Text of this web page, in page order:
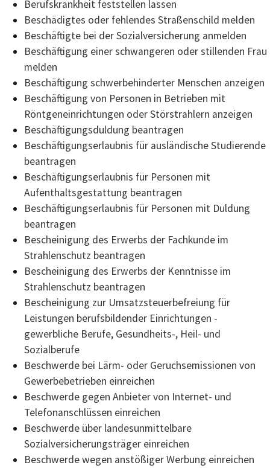
Berufskrankheit feststellen lassen
Beschädigtes oder fehlendes Straßenschild melden
Beschäftigte bei der Sozialversicherung anmelden
Beschäftigung einer schwangeren oder stillenden Frau
melden
Beschäftigung schwerbehinderter Menschen anzeigen
Beschäftigung von Personen in Betrieben mit
Röntgeneinrichtungen oder Störstrahlern anzeigen
Beschäftigungsduldung beantragen
Beschäftigungserlaubnis für ausländische Studierende
beantragen
Beschäftigungserlaubnis für Personen mit
Aufenthaltsgestattung beantragen
Beschäftigungserlaubnis für Personen mit Duldung
beantragen
Bescheinigung des Erwerbs der Fachkunde im
Strahlenschutz beantragen
Bescheinigung des Erwerbs der Kenntnisse im
Strahlenschutz beantragen
Bescheinigung zur Umsatzsteuerbefreiung für
Leistungen berufsbildender Einrichtungen -
gewerbliche Berufe, Gesundheits-, Heil- und
Sozialberufe
Beschwerde bei Lärm- oder Geruchsemissionen von
Gewerbebetrieben einreichen
Beschwerde gegen Anbieter von Internet- und
Telefonanschlüssen einreichen
Beschwerde über landesunmittelbare
Sozialversicherungsträger einreichen
Beschwerde wegen anstößiger Werbung einreichen